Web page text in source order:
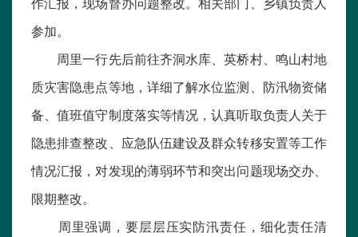
参加。
周里一行先后前往齐洞水库、英桥村、鸣山村地
质灾害隐患点等地，详细了解水位监测、防汛物资储
备、值班值守制度落实等情况，认真听取负责人关于
隐患排查整改、应急队伍建设及群众转移安置等工作
情况汇报，对发现的薄弱环节和突出问题现场交办、
限期整改。
周里强调，要层层压实防汛责任，细化责任清